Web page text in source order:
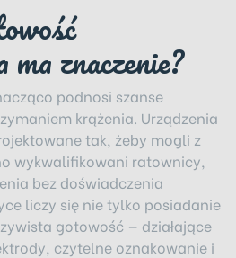
znaczenie?
podnosi szanse
krążenia. Urządzenia
tak, żeby mogli z
wykwalifikowani ratownicy,
bez doświadczenia
liczy się nie tylko posiadanie
gotowość — działające
czytelne oznakowanie i